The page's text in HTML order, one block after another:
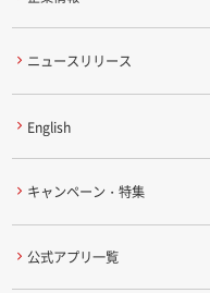
ニュースリリース
English
キャンペーン・特集
公式アプリ一覧